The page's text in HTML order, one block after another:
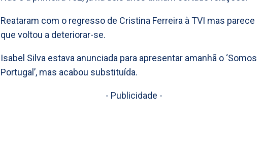
Reataram com o regresso de Cristina Ferreira à TVI mas parece
que voltou a deteriorar-se.
Isabel Silva estava anunciada para apresentar amanhã o ‘Somos
Portugal’, mas acabou substituída.
- Publicidade -